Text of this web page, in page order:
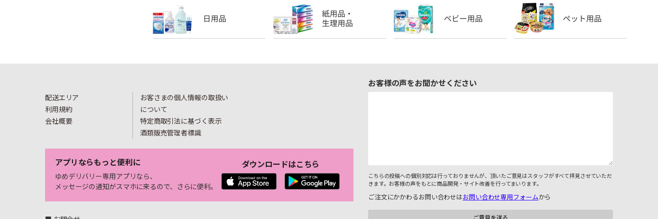
配送エリア
利用規約
会社概要
お客さまの個人情報の取扱い
について
特定商取引法に基づく表示
酒類販売管理者標識
アプリならもっと便利に
ゆめデリバリー専用アプリなら、
メッセージの通知がスマホに来るので、さらに便利。
ダウンロードはこちら
お客様の声をお聞かせください
こちらの投稿への個別対応は行っておりませんが、頂いたご意見はスタッフがすべて拝見させていただ
きます。お客様の声をもとに商品開発・サイト改善を行ってまいります。
ご注文にかかわるお問い合わせはお問い合わせ専用フォームから